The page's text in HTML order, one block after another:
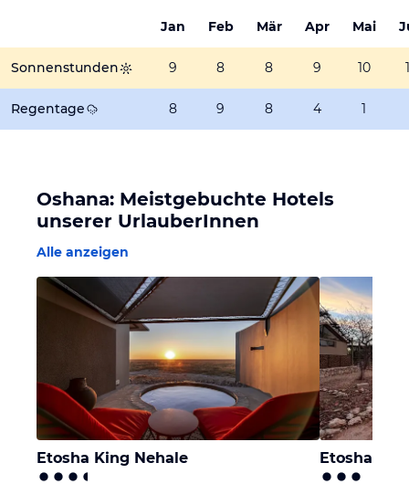
Jan Feb Mär Apr Mai
Sonnenstunden 9 8 8 9 10
Regentage 8 9 8 4 1
Oshana: Meistgebuchte Hotels
unserer UrlauberInnen
Alle anzeigen
Etosha King Nehale Etosha